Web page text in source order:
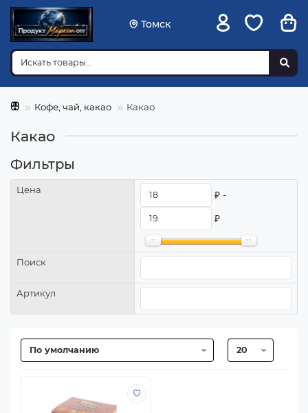
Томск
Кофе, чай, какао Какао
Какао
Фильтры
Цена
₽ -
₽
Поиск
Артикул